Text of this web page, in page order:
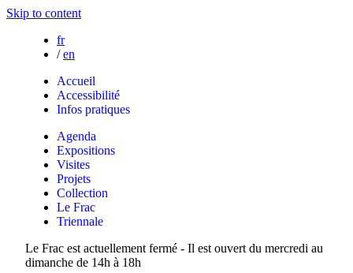
Skip to content
fr
/ en
Accueil
Accessibilité
Infos pratiques
Agenda
Expositions
Visites
Projets
Collection
Le Frac
Triennale
Le Frac est actuellement fermé - Il est ouvert du mercredi au
dimanche de 14h à 18h